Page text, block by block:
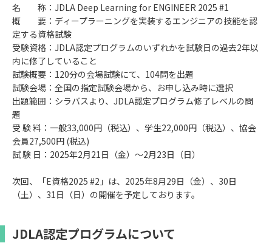
名 称：JDLA Deep Learning for ENGINEER 2025 #1
概 要：ディープラーニングを実装するエンジニアの技能を認
定する資格試験
受験資格：JDLA認定プログラムのいずれかを試験日の過去2年以
内に修了していること
試験概要：120分の会場試験にて、104問を出題
試験会場：全国の指定試験会場から、お申し込み時に選択
出題範囲：シラバスより、JDLA認定プログラム修了レベルの問
題
受 験 料：一般33,000円（税込）、学生22,000円（税込）、協会
会員27,500円 (税込)
試 験 日：2025年2月21日（金）～2月23日（日）
次回、「E資格2025 #2」は、2025年8月29日（金）、30日
（土）、31日（日）の開催を予定しております。
JDLA認定プログラムについて